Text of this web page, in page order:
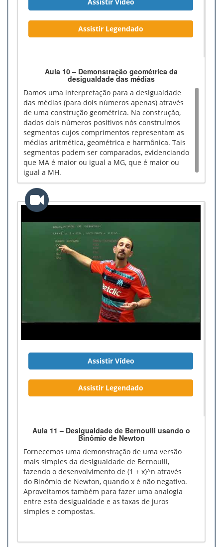
Assistir Legendado
Aula 10 – Demonstração geométrica da
desigualdade das médias
Damos uma interpretação para a desigualdade
das médias (para dois números apenas) através
de uma construção geométrica. Na construção,
dados dois números positivos nós construímos
segmentos cujos comprimentos representam as
médias aritmética, geométrica e harmônica. Tais
segmentos podem ser comparados, evidenciando
que MA é maior ou igual a MG, que é maior ou
igual a MH.
Assistir Vídeo
Assistir Legendado
Aula 11 – Desigualdade de Bernoulli usando o
Binômio de Newton
Fornecemos uma demonstração de uma versão
mais simples da desigualdade de Bernoulli,
fazendo o desenvolvimento de (1 + x)^n através
do Binômio de Newton, quando x é não negativo.
Aproveitamos também para fazer uma analogia
entre esta desigualdade e as taxas de juros
simples e compostas.